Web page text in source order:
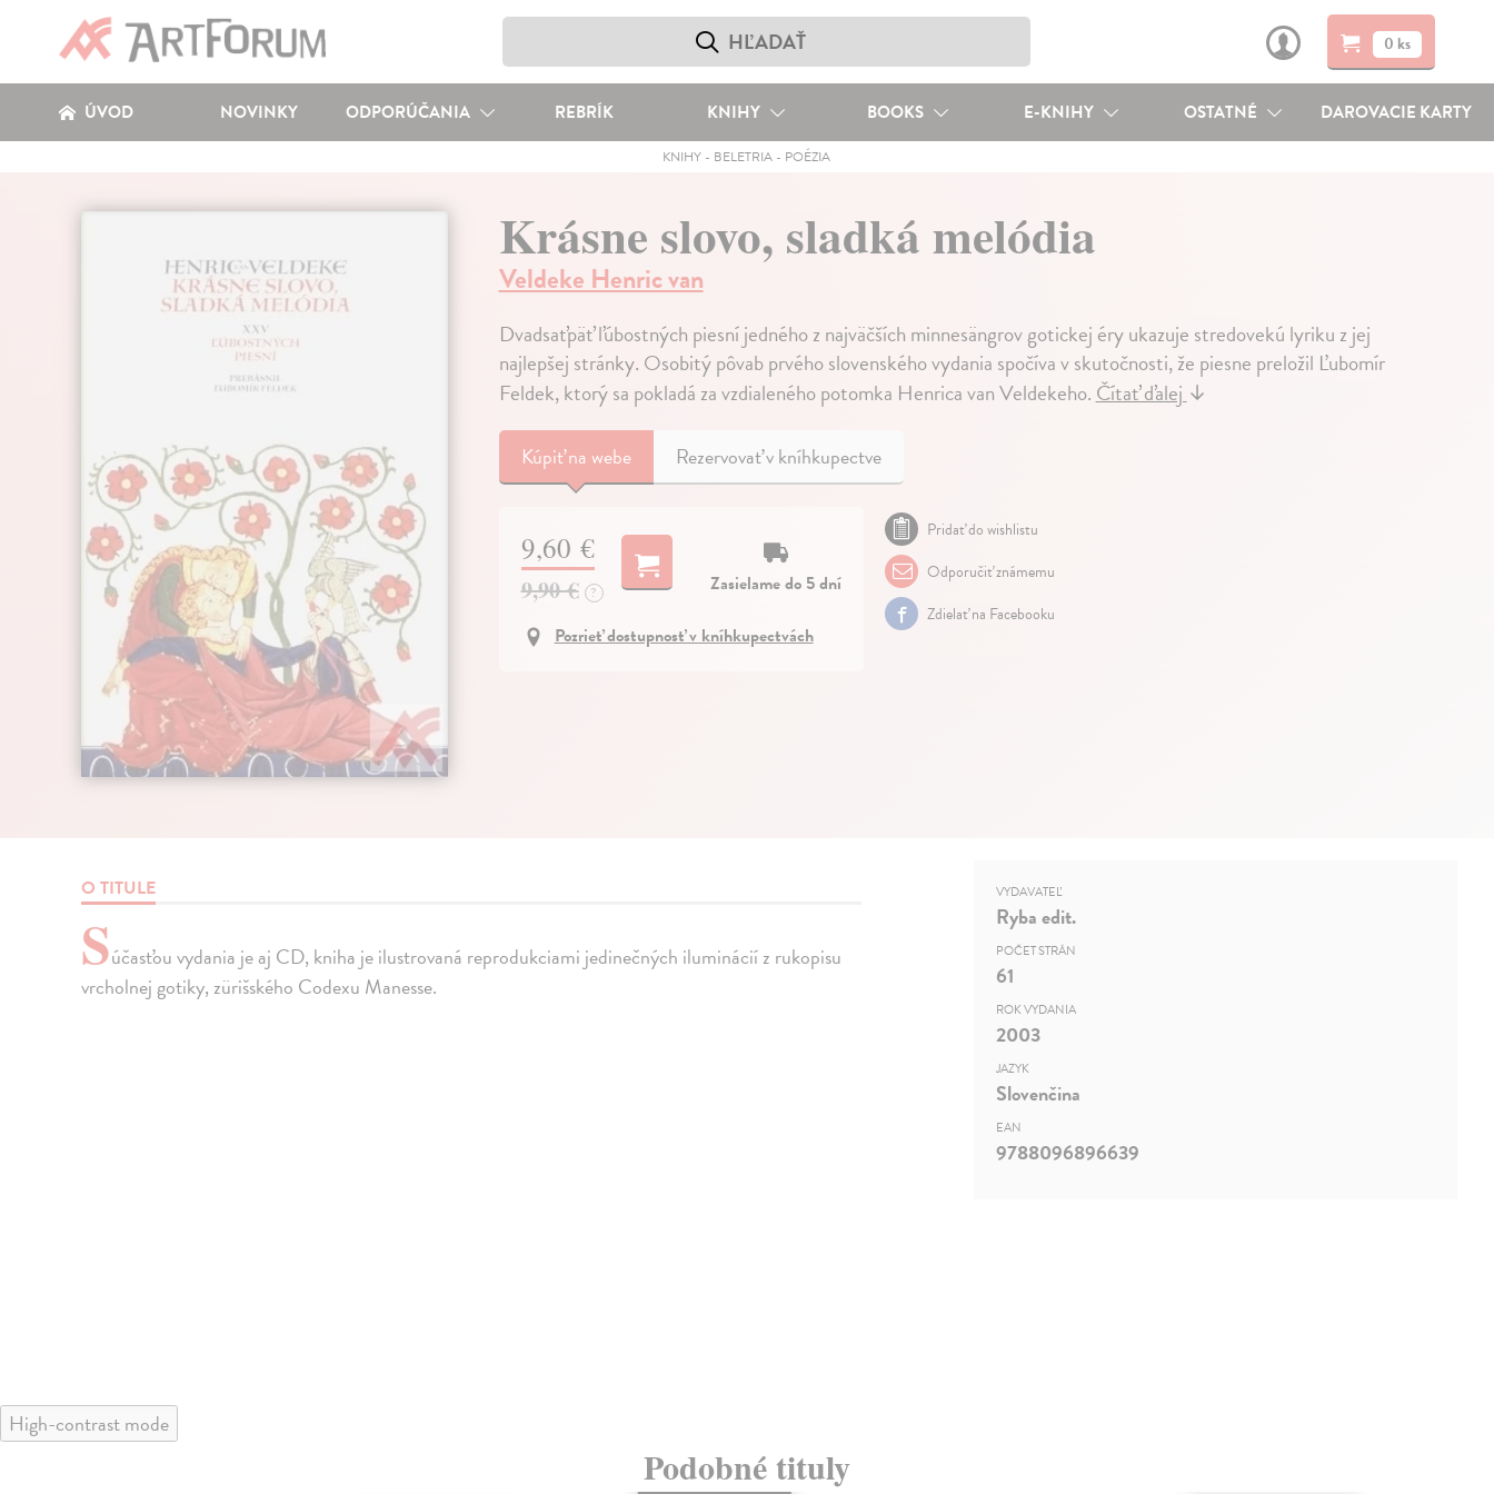
0 ks
ÚVOD NOVINKY ODPORÚČANIA REBRÍK KNIHY BOOKS E-KNIHY OSTATNÉ DAROVACIE KARTY
KNIHY - BELETRIA - POÉZIA
Krásne slovo, sladká melódia
Veldeke Henric van
Dvadsaťpäť ľúbostných piesní jedného z najväčších minnesängrov gotickej éry ukazuje stredovekú lyriku z jej
najlepšej stránky. Osobitý pôvab prvého slovenského vydania spočíva v skutočnosti, že piesne preložil Ľubomír
Feldek, ktorý sa pokladá za vzdialeného potomka Henrica van Veldekeho.Čítať ďalej↓
Kúpiťna webe Rezervovať v kníhkupectve
9,60 €
9,90 € ?
Zasielame do 5 dní
Pozrieť dostupnosť v kníhkupectvách
Pridať do wishlistu
Odporučiť známemu
Zdielať na Facebooku
O TITULE
Súčasťou vydania je aj CD, kniha je ilustrovaná reprodukciami jedinečných iluminácií z rukopisu
vrcholnej gotiky, zürišského Codexu Manesse.
VYDAVATEĽ
Ryba edit.
POČET STRÁN
61
ROK VYDANIA
2003
JAZYK
Slovenčina
EAN
9788096896639
High-contrast mode
Podobné tituly